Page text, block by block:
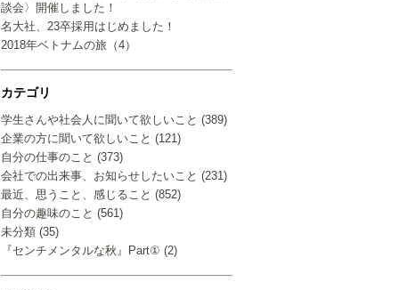
談会〉開催しました！
名大社、23卒採用はじめました！
2018年ベトナムの旅（4）
カテゴリ
学生さんや社会人に聞いて欲しいこと (389)
企業の方に聞いて欲しいこと (121)
自分の仕事のこと (373)
会社での出来事、お知らせしたいこと (231)
最近、思うこと、感じること (852)
自分の趣味のこと (561)
未分類 (35)
『センチメンタルな秋』Part① (2)